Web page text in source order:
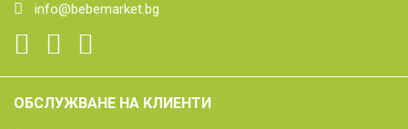
info@bebemarket.bg
ОБСЛУЖВАНЕ НА КЛИЕНТИ